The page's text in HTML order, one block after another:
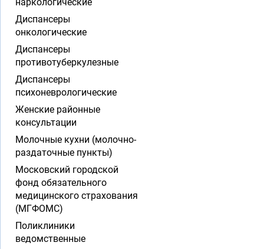
Диспансеры
онкологические
Диспансеры
противотуберкулезные
Диспансеры
психоневрологические
Женские районные
консультации
Молочные кухни (молочно-
раздаточные пункты)
Московский городской
фонд обязательного
медицинского страхования
(МГФОМС)
Поликлиники
ведомственные